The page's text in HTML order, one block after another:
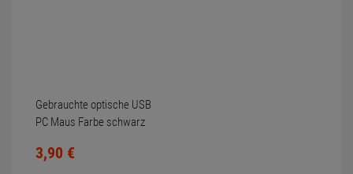
Gebrauchte optische USB
PC Maus Farbe schwarz
3,90 €